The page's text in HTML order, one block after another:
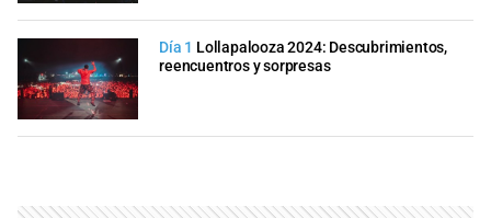
Día 1 Lollapalooza 2024: Descubrimientos,
reencuentros y sorpresas